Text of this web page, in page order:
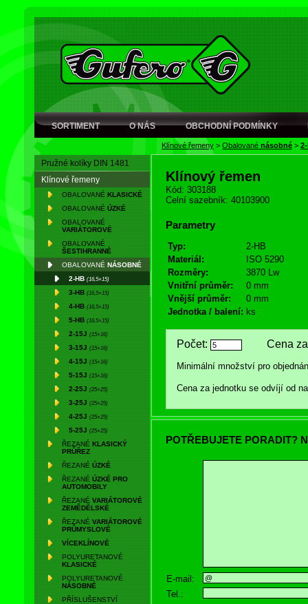
SORTIMENT O NÁS OBCHODNÍ PODMÍNKY
Klínové řemeny > Obalované násobné >
Pružné kolíky DIN 1481
Klínové řemeny
OBALOVANÉ KLASICKÉ
OBALOVANÉ ÚZKÉ
OBALOVANÉ
VARIÁTOROVÉ
OBALOVANÉ
ŠESTIHRANNÉ
OBALOVANÉ NÁSOBNÉ
2-HB (16,5×15)
3-HB (16,5×15)
4-HB (16,5×15)
5-HB (16,5×15)
2-15J (15×16)
3-15J (15×16)
4-15J (15×16)
5-15J (15×16)
2-25J (25×25)
3-25J (25×25)
4-25J (25×25)
5-25J (25×25)
ŘEZANÉ KLASICKÝ
PRŮŘEZ
ŘEZANÉ ÚZKÉ
ŘEZANÉ ÚZKÉ PRO
AUTOMOBILY
ŘEZANÉ VARIÁTOROVÉ
ZEMĚDĚLSKÉ
ŘEZANÉ VARIÁTOROVÉ
PRŮMYSLOVÉ
VÍCEKLÍNOVÉ
POLYURETANOVÉ
KLASICKÉ
POLYURETANOVÉ
NÁSOBNÉ
PŘÍSLUŠENSTVÍ
Klínový řemen
Kód: 303188
Celní sazebník: 40103900
Parametry
Typ:
2-HB
Materiál:
ISO 5290
Rozměry:
3870 Lw
Vnitřní průměr:
0 mm
Vnější průměr:
0 mm
Jednotka / balení: ks
Počet: Cena za
Minimální množství pro
Cena za jednotku se odvíjí od
POTŘEBUJETE PORADIT?
E-mail:
Tel.: